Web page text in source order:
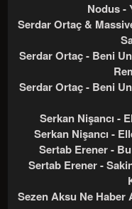
Nodus -
Serdar Ortaç &
Serdar Ortaç - Beni
Serdar Ortaç - Beni
Serkan Nişancı -
Serkan Nişancı -
Sertab Erener -
Sertab Erener -
Sezen Aksu Ne Haber